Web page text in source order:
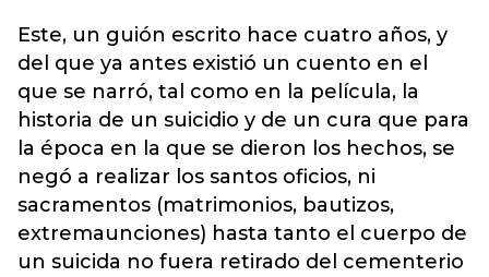
Este, un guión escrito hace cuatro años, y
del que ya antes existió un cuento en el
que se narró, tal como en la película, la
historia de un suicidio y de un cura que para
la época en la que se dieron los hechos, se
negó a realizar los santos oficios, ni
sacramentos (matrimonios, bautizos,
extremaunciones) hasta tanto el cuerpo de
un suicida no fuera retirado del cementerio